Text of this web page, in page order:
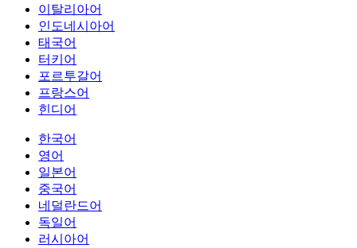
이탈리아어
인도네시아어
태국어
터키어
포르투갈어
프랑스어
힌디어
한국어
영어
일본어
중국어
네덜란드어
독일어
러시아어